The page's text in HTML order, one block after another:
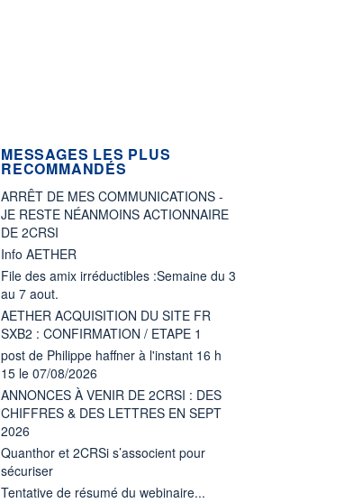
MESSAGES LES PLUS
RECOMMANDÉS
ARRÊT DE MES COMMUNICATIONS -
JE RESTE NÉANMOINS ACTIONNAIRE
DE 2CRSI
Info AETHER
File des amix irréductibles :Semaine du 3
au 7 aout.
AETHER ACQUISITION DU SITE FR
SXB2 : CONFIRMATION / ETAPE 1
post de Philippe haffner à l'instant 16 h
15 le 07/08/2026
ANNONCES À VENIR DE 2CRSI : DES
CHIFFRES & DES LETTRES EN SEPT
2026
Quanthor et 2CRSi s’associent pour
sécuriser
Tentative de résumé du webinaire...